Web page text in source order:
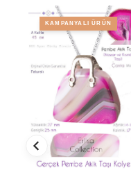
KAMPANYALI ÜRÜN